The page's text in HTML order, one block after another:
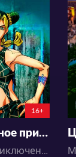
182
16+
Невероятное приключение ДжоДжо 6 Сезон: Каменный океан
Аниме / Приключения / Экшен